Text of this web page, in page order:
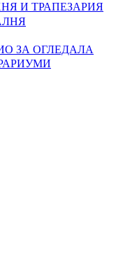
И ТРАПЕЗАРИЯ
ЗА ОГЛЕДАЛА